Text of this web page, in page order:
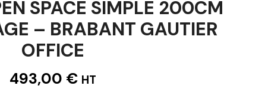
SPACE SIMPLE 200CM
– BRABANT GAUTIER
OFFICE
493,00 € HT